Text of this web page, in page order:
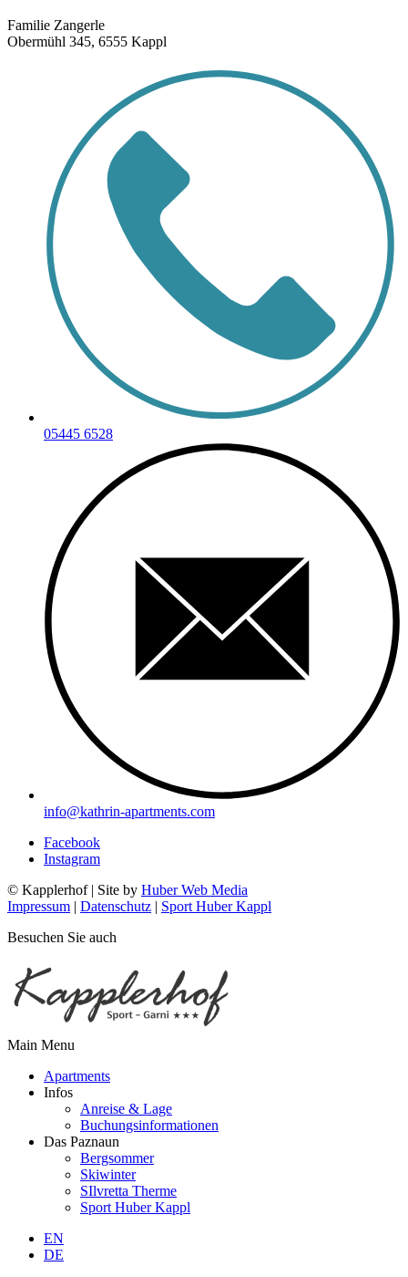
Familie Zangerle
Obermühl 345, 6555 Kappl
05445 6528
info@kathrin-apartments.com
Facebook
Instagram
© Kapplerhof | Site by Huber Web Media
Impressum | Datenschutz | Sport Huber Kappl
Besuchen Sie auch
Main Menu
Apartments
Infos
Anreise & Lage
Buchungsinformationen
Das Paznaun
Bergsommer
Skiwinter
SIlvretta Therme
Sport Huber Kappl
EN
DE